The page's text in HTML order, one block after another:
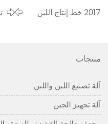
2017 خط إنتاج اللبن
منتجات
آلة تصنيع اللبن واللبن
آلة تجهيز الجبن